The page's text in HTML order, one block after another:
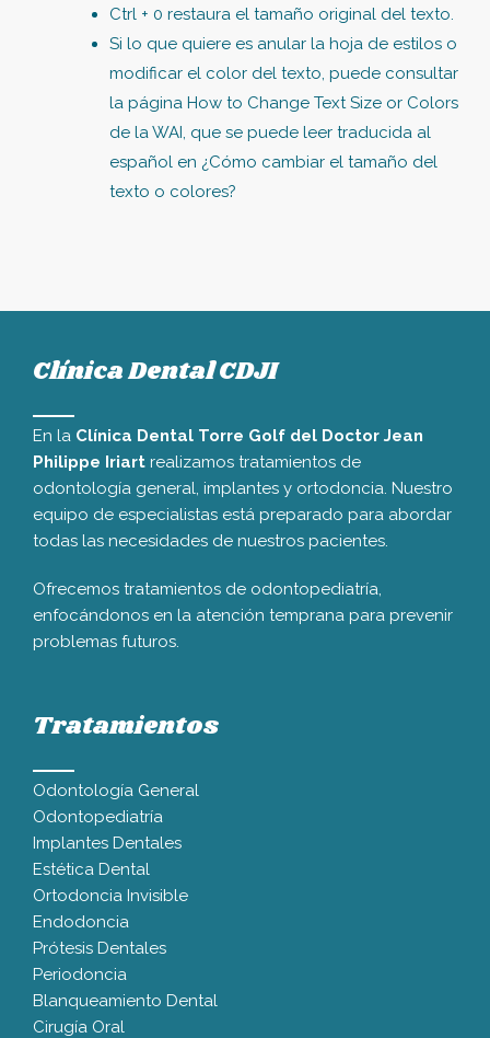
Ctrl + 0 restaura el tamaño original del texto.
Si lo que quiere es anular la hoja de estilos o
modificar el color del texto, puede consultar
la página How to Change Text Size or Colors
de la WAI, que se puede leer traducida al
español en ¿Cómo cambiar el tamaño del
texto o colores?
Clínica Dental CDJI
En la Clínica Dental Torre Golf del Doctor Jean
Philippe Iriart realizamos tratamientos de
odontología general, implantes y ortodoncia. Nuestro
equipo de especialistas está preparado para abordar
todas las necesidades de nuestros pacientes.
Ofrecemos tratamientos de odontopediatría,
enfocándonos en la atención temprana para prevenir
problemas futuros.
Tratamientos
Odontología General
Odontopediatría
Implantes Dentales
Estética Dental
Ortodoncia Invisible
Endodoncia
Prótesis Dentales
Periodoncia
Blanqueamiento Dental
Cirugía Oral